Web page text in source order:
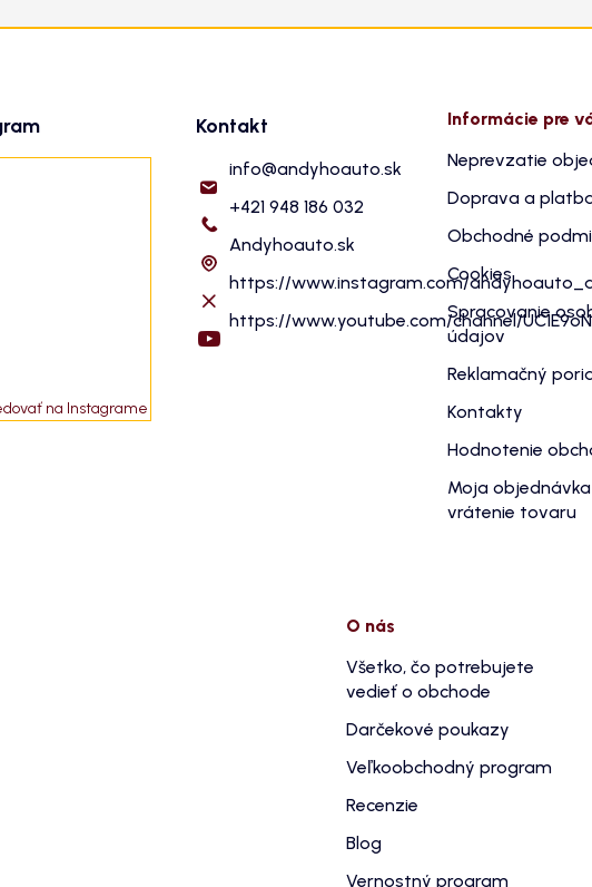
na Instagrame
Kontakt
info@andyhoauto.sk
+421 948 186 032
Andyhoauto.sk
https://www.instagram.com/
https://www.youtube.com/channel/
Informácie pre
Neprevzatie
Doprava a
Obchodné
Cookies
Spracovanie
údajov
Reklamačný
Kontakty
Hodnotenie
Moja
vrátenie tovaru
O nás
Všetko, čo potrebujete
vedieť o obchode
Darčekové poukazy
Veľkoobchodný program
Recenzie
Blog
Vernostný program